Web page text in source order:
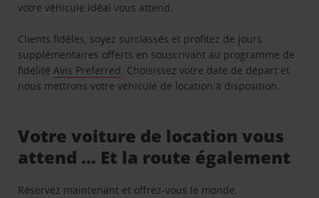
votre véhicule idéal vous attend.
Clients fidèles, soyez surclassés et profitez de jours
supplémentaires offerts en souscrivant au programme de
fidélitéAvis Preferred. Choisissez votre date de départ et
nous mettrons votre véhicule de location à disposition.
Votre voiture de location vous
attend … Et la route également
Réservez maintenant et offrez-vous le monde.